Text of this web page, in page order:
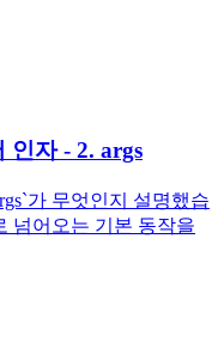
인자 - 2. args
가 무엇인지 설명했습
넘어오는 기본 동작을